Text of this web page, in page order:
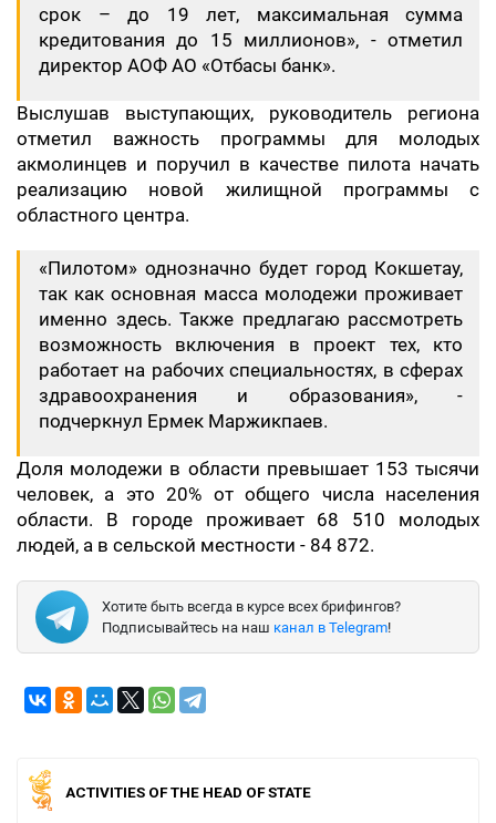
срок – до 19 лет, максимальная сумма
кредитования до 15 миллионов», - отметил
директор АОФ АО «Отбасы банк».
Выслушав выступающих, руководитель региона
отметил важность программы для молодых
акмолинцев и поручил в качестве пилота начать
реализацию новой жилищной программы с
областного центра.
«Пилотом» однозначно будет город Кокшетау,
так как основная масса молодежи проживает
именно здесь. Также предлагаю рассмотреть
возможность включения в проект тех, кто
работает на рабочих специальностях, в сферах
здравоохранения и образования», -
подчеркнул Ермек Маржикпаев.
Доля молодежи в области превышает 153 тысячи
человек, а это 20% от общего числа населения
области. В городе проживает 68 510 молодых
людей, а в сельской местности - 84 872.
Хотите быть всегда в курсе всех брифингов?
Подписывайтесь на наш канал в Telegram!
ACTIVITIES OF THE HEAD OF STATE